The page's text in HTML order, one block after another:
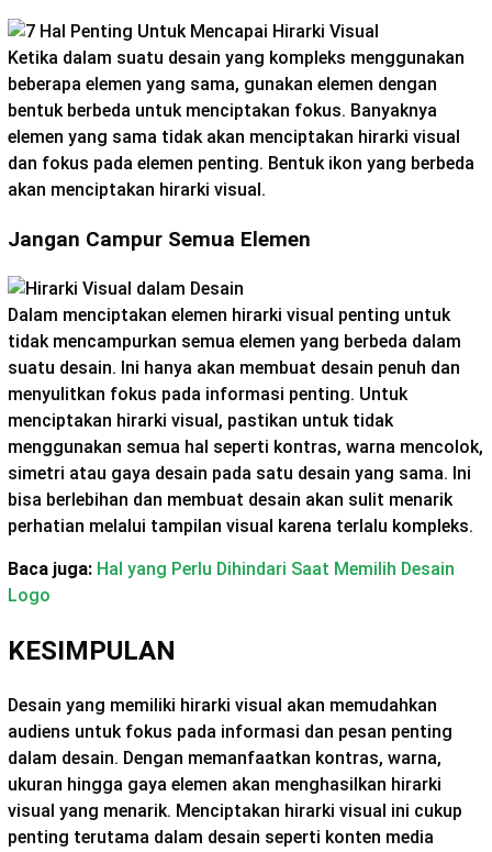
Ketika dalam suatu desain yang kompleks menggunakan
beberapa elemen yang sama, gunakan elemen dengan
bentuk berbeda untuk menciptakan fokus. Banyaknya
elemen yang sama tidak akan menciptakan hirarki visual
dan fokus pada elemen penting. Bentuk ikon yang berbeda
akan menciptakan hirarki visual.
Jangan Campur Semua Elemen
Dalam menciptakan elemen hirarki visual penting untuk
tidak mencampurkan semua elemen yang berbeda dalam
suatu desain. Ini hanya akan membuat desain penuh dan
menyulitkan fokus pada informasi penting. Untuk
menciptakan hirarki visual, pastikan untuk tidak
menggunakan semua hal seperti kontras, warna mencolok,
simetri atau gaya desain pada satu desain yang sama. Ini
bisa berlebihan dan membuat desain akan sulit menarik
perhatian melalui tampilan visual karena terlalu kompleks.
Baca juga: Hal yang Perlu Dihindari Saat Memilih Desain
Logo
KESIMPULAN
Desain yang memiliki hirarki visual akan memudahkan
audiens untuk fokus pada informasi dan pesan penting
dalam desain. Dengan memanfaatkan kontras, warna,
ukuran hingga gaya elemen akan menghasilkan hirarki
visual yang menarik. Menciptakan hirarki visual ini cukup
penting terutama dalam desain seperti konten media